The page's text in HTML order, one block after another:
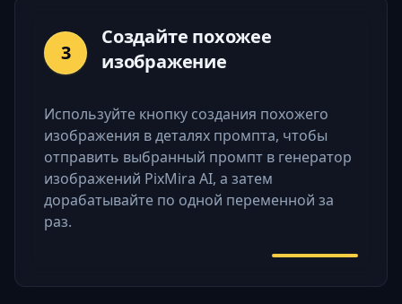
3
Создайте похожее
изображение
Используйте кнопку создания похожего
изображения в деталях промпта, чтобы
отправить выбранный промпт в генератор
изображений PixMira AI, а затем
дорабатывайте по одной переменной за
раз.